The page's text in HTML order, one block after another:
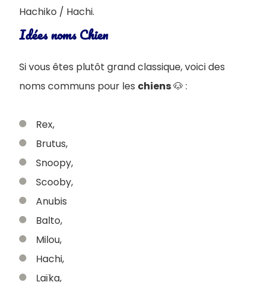
Hachiko / Hachi.
Idées noms Chien
Si vous êtes plutôt grand classique, voici des
noms communs pour les chiens🐶 :
Rex,
Brutus,
Snoopy,
Scooby,
Anubis
Balto,
Milou,
Hachi,
Laïka,